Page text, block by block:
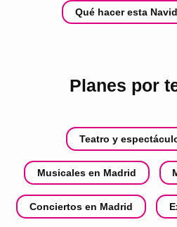
Qué hacer esta
Planes por
Teatro y
Musicales en Madrid
Conciertos en Madrid